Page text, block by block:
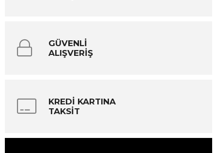
GÜVENLİ
ALIŞVERİŞ
KREDİ KARTINA
TAKSİT